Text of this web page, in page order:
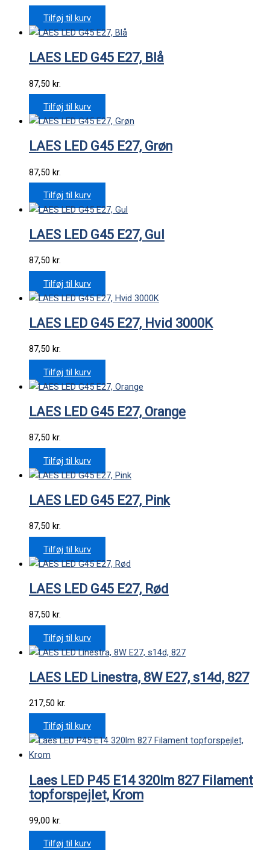
Tilføj til kurv
LAES LED G45 E27, Blå
87,50 kr.
Tilføj til kurv
LAES LED G45 E27, Grøn
87,50 kr.
Tilføj til kurv
LAES LED G45 E27, Gul
87,50 kr.
Tilføj til kurv
LAES LED G45 E27, Hvid 3000K
87,50 kr.
Tilføj til kurv
LAES LED G45 E27, Orange
87,50 kr.
Tilføj til kurv
LAES LED G45 E27, Pink
87,50 kr.
Tilføj til kurv
LAES LED G45 E27, Rød
87,50 kr.
Tilføj til kurv
LAES LED Linestra, 8W E27, s14d, 827
217,50 kr.
Tilføj til kurv
Laes LED P45 E14 320lm 827 Filament
topforspejlet, Krom
99,00 kr.
Tilføj til kurv